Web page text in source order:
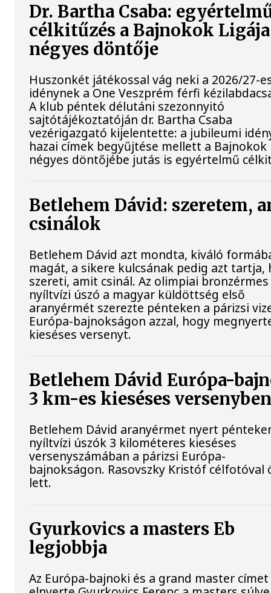
Dr. Bartha Csaba:
célkitűzés a Bajnokok Ligája
négyes döntője
Huszonkét játékossal vág neki a 2026/27-
idénynek a One Veszprém férfi
A klub péntek délutáni szezonnyitó
sajtótájékoztatóján dr. Bartha Csaba
vezérigazgató kijelentette: a jubileumi
hazai címek begyűjtése mellett a Bajnokok
négyes döntőjébe jutás is egyértelmű
Betlehem Dávid: szeretem,
csinálok
Betlehem Dávid azt mondta, kiváló
magát, a sikere kulcsának pedig azt tartja,
szereti, amit csinál. Az olimpiai bronzérmes
nyíltvízi úszó a magyar küldöttség első
aranyérmét szerezte pénteken a párizsi
Európa-bajnokságon azzal, hogy
kieséses versenyt.
Betlehem Dávid Európa-
3 km-es kieséses
Betlehem Dávid aranyérmet nyert
nyíltvízi úszók 3 kilométeres kieséses
versenyszámában a párizsi Európa-
bajnokságon. Rasovszky Kristóf célfotóval
lett.
Gyurkovics a masters Eb
legjobbja
Az Európa-bajnoki és a grand master